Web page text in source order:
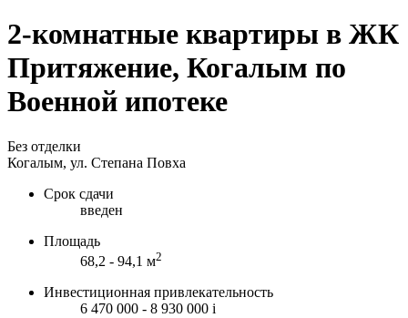
2-комнатные квартиры в ЖК
Притяжение, Когалым по
Военной ипотеке
Без отделки
Когалым, ул. Степана Повха
Срок сдачи
введен
Площадь
68,2 - 94,1 м2
Инвестиционная привлекательность
6 470 000 - 8 930 000 i